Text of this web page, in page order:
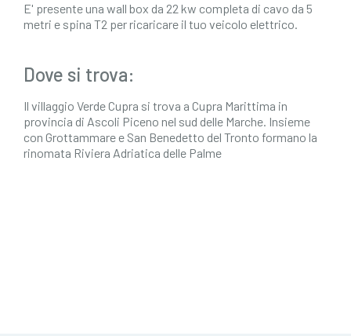
E' presente una wall box da 22 kw completa di cavo da 5
metri e spina T2 per ricaricare il tuo veicolo elettrico.
Dove si trova:
Il villaggio Verde Cupra si trova a Cupra Marittima in
provincia di Ascoli Piceno nel sud delle Marche. Insieme
con Grottammare e San Benedetto del Tronto formano la
rinomata Riviera Adriatica delle Palme